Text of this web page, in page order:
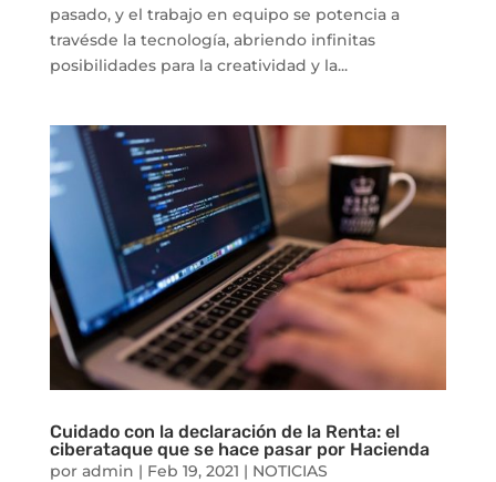
pasado, y el trabajo en equipo se potencia a
travésde la tecnología, abriendo infinitas
posibilidades para la creatividad y la...
Cuidado con la declaración de la Renta: el
ciberataque que se hace pasar por Hacienda
por admin | Feb 19, 2021 | NOTICIAS